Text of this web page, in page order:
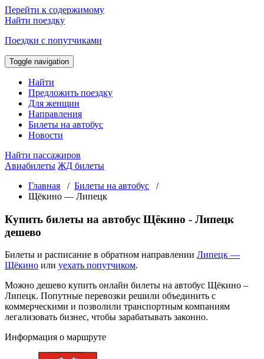
Перейти к содержимому
Найти поездку
Поездки с попутчиками
Toggle navigation
Найти
Предложить поездку
Для женщин
Направления
Билеты на автобус
Новости
Найти пассажиров
Авиабилеты ЖД билеты
Главная / Билеты на автобус /
Щёкино — Липецк
Купить билеты на автобус Щёкино - Липецк
дешево
Билеты и расписание в обратном направлении Липецк —
Щёкино или уехать попутчиком.
Можно дешево купить онлайн билеты на автобус Щёкино –
Липецк. Попутные перевозки решили объединить с
коммерческими и позволили транспортным компаниям
легализовать бизнес, чтобы зарабатывать законно.
Информация о маршруте